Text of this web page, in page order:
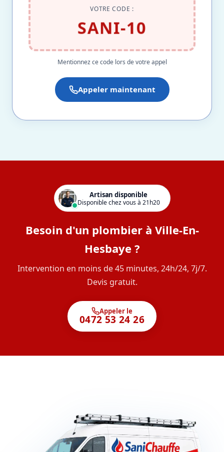
VOTRE CODE :
SANI-10
Mentionnez ce code lors de votre appel
Appeler maintenant
Artisan disponible
Disponible chez vous à 21h20
Besoin d'un plombier à Ville-En-
Hesbaye ?
Intervention en moins de 45 minutes, 24h/24, 7j/7.
Devis gratuit.
Appeler le
0472 53 24 26